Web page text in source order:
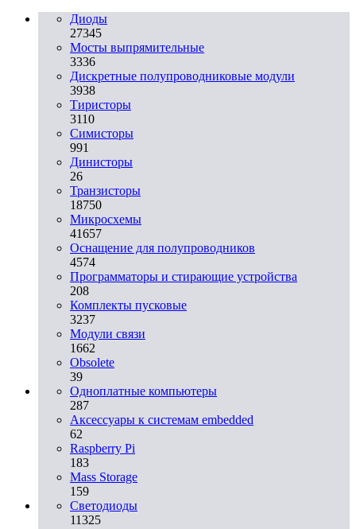
Диоды
27345
Мосты выпрямительные
3336
Дискретные полупроводниковые модули
3938
Тиристоры
3110
Симисторы
991
Динисторы
26
Транзисторы
18750
Микросхемы
41657
Оснащение для полупроводников
4574
Программаторы и стирающие устройства
208
Комплекты пусковые
3237
Модули связи
1662
Obsolete
39
Одноплатные компьютеры
287
Аксессуары к системам embedded
62
Raspberry Pi
183
Mass Storage
159
Светодиоды
11325